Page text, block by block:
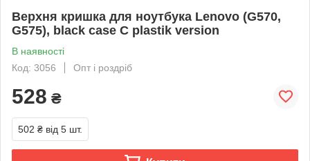
Верхня кришка для ноутбука Lenovo (G570,
G575), black case C plastik version
В наявності
Код: 3056
Опт і роздріб
528 ₴
502 ₴ від 5 шт.